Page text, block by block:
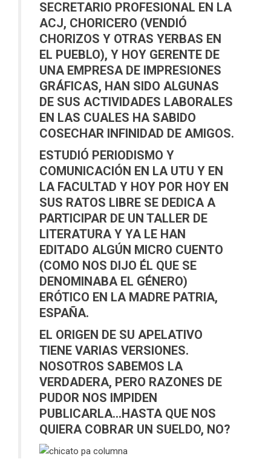
SECRETARIO PROFESIONAL EN LA
ACJ, CHORICERO (VENDIÓ
CHORIZOS Y OTRAS YERBAS EN
EL PUEBLO), Y HOY GERENTE DE
UNA EMPRESA DE IMPRESIONES
GRÁFICAS, HAN SIDO ALGUNAS
DE SUS ACTIVIDADES LABORALES
EN LAS CUALES HA SABIDO
COSECHAR INFINIDAD DE AMIGOS.
ESTUDIÓ PERIODISMO Y
COMUNICACIÓN EN LA UTU Y EN
LA FACULTAD Y HOY POR HOY EN
SUS RATOS LIBRE SE DEDICA A
PARTICIPAR DE UN TALLER DE
LITERATURA Y YA LE HAN
EDITADO ALGÚN MICRO CUENTO
(COMO NOS DIJO ÉL QUE SE
DENOMINABA EL GÉNERO)
ERÓTICO EN LA MADRE PATRIA,
ESPAÑA.
EL ORIGEN DE SU APELATIVO
TIENE VARIAS VERSIONES.
NOSOTROS SABEMOS LA
VERDADERA, PERO RAZONES DE
PUDOR NOS IMPIDEN
PUBLICARLA…HASTA QUE NOS
QUIERA COBRAR UN SUELDO, NO?